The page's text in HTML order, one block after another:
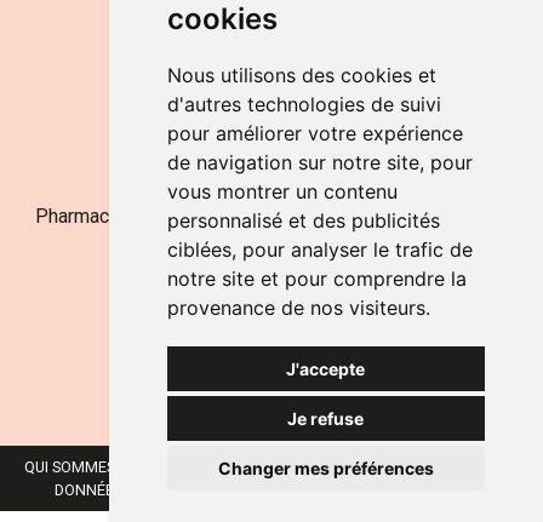
cookies
Nous utilisons des cookies et
d'autres technologies de suivi
pour améliorer votre expérience
de navigation sur notre site, pour
vous montrer un contenu
personnalisé et des publicités
ciblées, pour analyser le trafic de
notre site et pour comprendre la
provenance de nos visiteurs.
J'accepte
Je refuse
Changer mes préférences
LE SAMEDI
de 9h à 12h30
NOUS CONTACTER
Pharmacie Jufarma - Fatima Abachra - APB 521704 - N°
Entreprise BE0882-700-592
QUI SOMMES-NOUS ? NOS MARQUES MENTIONS LÉGALES
DONNÉES PERSONNELLES